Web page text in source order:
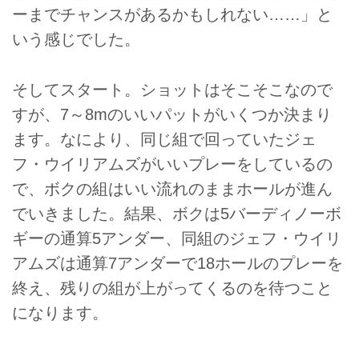
ーまでチャンスがあるかもしれない……」と
いう感じでした。
そしてスタート。ショットはそこそこなので
すが、7～8mのいいパットがいくつか決まり
ます。なにより、同じ組で回っていたジェ
フ・ウイリアムズがいいプレーをしているの
で、ボクの組はいい流れのままホールが進ん
でいきました。結果、ボクは5バーディノーボ
ギーの通算5アンダー、同組のジェフ・ウイリ
アムズは通算7アンダーで18ホールのプレーを
終え、残りの組が上がってくるのを待つこと
になります。